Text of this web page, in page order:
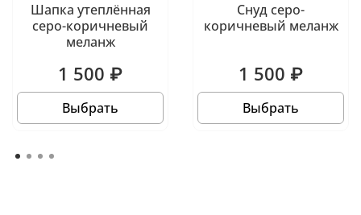
Шапка утеплённая
серо-коричневый
меланж
1 500 ₽
Выбрать
Снуд серо-
коричневый меланж
1 500 ₽
Выбрать